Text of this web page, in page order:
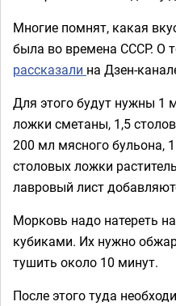
Многие помнят, какая
была во времена СССР. О
рассказали на Дзен-
Для этого будут нужны 1
ложки сметаны, 1,5
200 мл мясного бульона,
столовых ложки
лавровый лист
Морковь надо натереть
кубиками. Их нужно
тушить около 10 минут.
После этого туда